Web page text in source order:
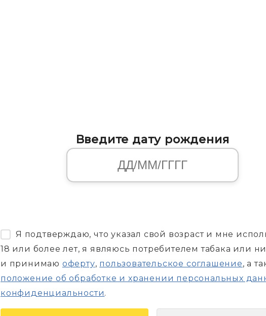
Введите дату рождения
Я подтверждаю, что указал свой возраст и мне
18 или более лет, я являюсь потребителем табака или
и принимаю оферту, пользовательское соглашение, а
положение об обработке и хранении персональных
конфиденциальности.